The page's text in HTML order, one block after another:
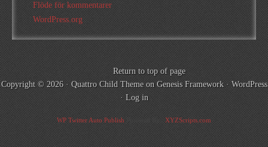
Flöde för kommentarer
WordPress.org
Return to top of page
Copyright © 2026 · Quattro Child Themeon Genesis Framework· WordPress
· Log in
WP Twitter Auto Publish XYZScripts.com